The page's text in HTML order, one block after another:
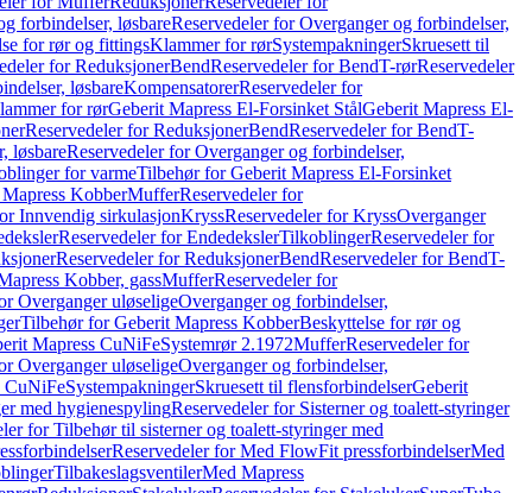
forbindelser, løsbareReservedeler for Overganger og forbindelser,
for rør og fittingsKlammer for rørSystempakningerSkruesett til
for ReduksjonerBendReservedeler for BendT-rørReservedeler
løsbareKompensatorerReservedeler for
for rørGeberit Mapress El-Forsinket StålGeberit Mapress El-
Reservedeler for ReduksjonerBendReservedeler for BendT-
løsbareReservedeler for Overganger og forbindelser,
for varmeTilbehør for Geberit Mapress El-Forsinket
KobberMufferReservedeler for
Innvendig sirkulasjonKryssReservedeler for KryssOverganger
Reservedeler for EndedekslerTilkoblingerReservedeler for
Reservedeler for ReduksjonerBendReservedeler for BendT-
Kobber, gassMufferReservedeler for
Overganger uløseligeOverganger og forbindelser,
Tilbehør for Geberit Mapress KobberBeskyttelse for rør og
Mapress CuNiFeSystemrør 2.1972MufferReservedeler for
Overganger uløseligeOverganger og forbindelser,
CuNiFeSystempakningerSkruesett til flensforbindelserGeberit
med hygienespylingReservedeler for Sisterner og toalett-styringer
for Tilbehør til sisterner og toalett-styringer med
Reservedeler for Med FlowFit pressforbindelserMed
TilbakeslagsventilerMed Mapress